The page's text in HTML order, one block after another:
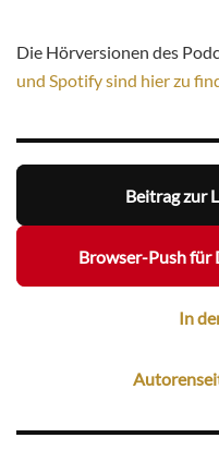
Die Hörversionen des
und Spotify sind hier zu
Beitrag zur
Browser-Push für
In